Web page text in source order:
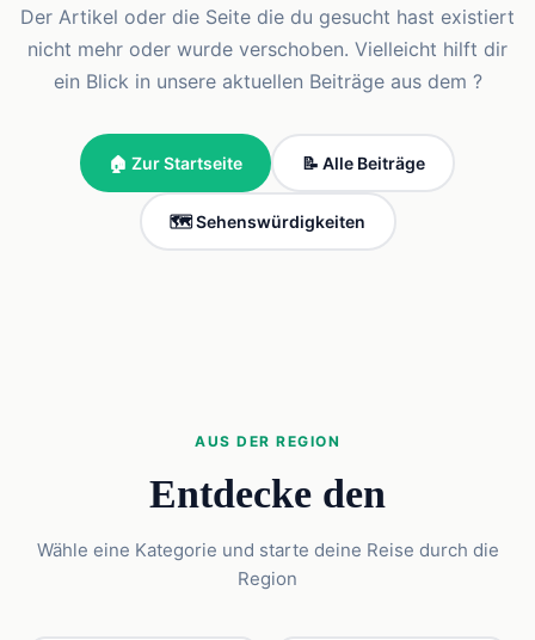
Der Artikel oder die Seite die du gesucht hast existiert
nicht mehr oder wurde verschoben. Vielleicht hilft dir
ein Blick in unsere aktuellen Beiträge aus dem ?
🏠 Zur Startseite 📝 Alle Beiträge
🗺️ Sehenswürdigkeiten
AUS DER REGION
Entdecke den
Wähle eine Kategorie und starte deine Reise durch die
Region